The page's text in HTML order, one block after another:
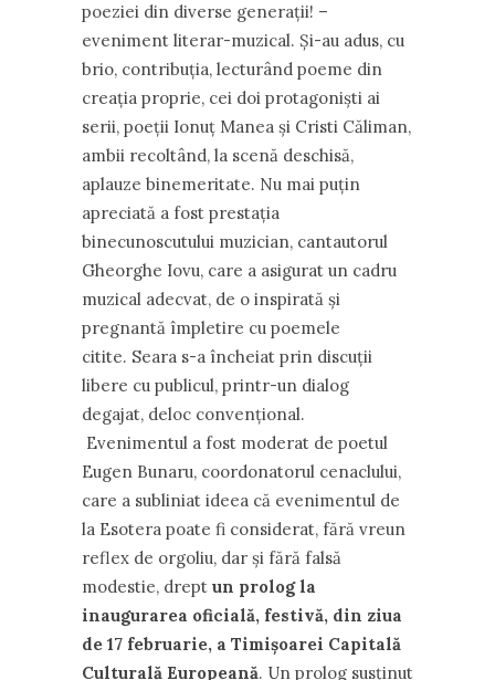
poeziei din diverse generații! –
eveniment literar-muzical. Și-au adus, cu
brio, contribuția, lecturând poeme din
creația proprie, cei doi protagoniști ai
serii, poeții Ionuț Manea și Cristi Căliman,
ambii recoltând, la scenă deschisă,
aplauze binemeritate. Nu mai puțin
apreciată a fost prestația
binecunoscutului muzician, cantautorul
Gheorghe Iovu, care a asigurat un cadru
muzical adecvat, de o inspirată și
pregnantă împletire cu poemele
citite. Seara s-a încheiat prin discuții
libere cu publicul, printr-un dialog
degajat, deloc convențional.
Evenimentul a fost moderat de poetul
Eugen Bunaru, coordonatorul cenaclului,
care a subliniat ideea că evenimentul de
la Esotera poate fi considerat, fără vreun
reflex de orgoliu, dar și fără falsă
modestie, drept un prolog la
inaugurarea oficială, festivă, din ziua
de 17 februarie, a Timișoarei Capitală
Culturală Europeană. Un prolog susținut